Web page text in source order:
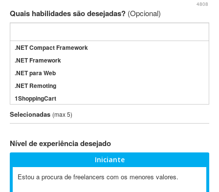
4808
Quais habilidades são desejadas? (Opcional)
.NET Compact Framework
.NET Framework
.NET para Web
.NET Remoting
1ShoppingCart
3DS Max
3GSM
802.11
A-GPS
Selecionadas (max 5)
Nível de experiência desejado
Iniciante
Estou a procura de freelancers com os menores valores.